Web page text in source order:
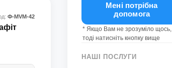
Ф-MVM-42
Мені потрібна
допомога
* Якщо Вам не зрозуміло щось,
тоді натисніть кнопку вище
НАШІ ПОСЛУГИ